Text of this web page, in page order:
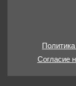
Согласие